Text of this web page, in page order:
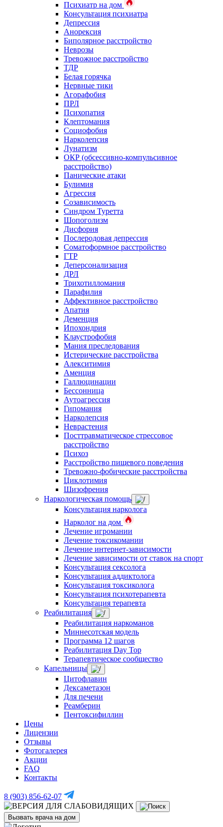
Психиатр на дом
Консультация психиатра
Депрессия
Анорексия
Биполярное расстройство
Неврозы
Тревожное расстройство
ТДР
Белая горячка
Нервные тики
Агорафобия
ПРЛ
Психопатия
Клептомания
Социофобия
Нарколепсия
Лунатизм
ОКР (обсессивно-компульсивное
расстройство)
Панические атаки
Булимия
Агрессия
Созависимость
Синдром Туретта
Шопоголизм
Дисфория
Послеродовая депрессия
Соматоформное расстройство
ГТР
Деперсонализация
ДРЛ
Трихотилломания
Парафилия
Аффективное расстройство
Апатия
Деменция
Ипохондрия
Клаустрофобия
Мания преследования
Истерические расстройства
Алекситимия
Аменция
Галлюцинации
Бессонница
Аутоагрессия
Гипомания
Нарколепсия
Неврастения
Посттравматическое стрессовое
расстройство
Психоз
Расстройство пищевого поведения
Тревожно-фобические расстройства
Циклотимия
Шизофрения
Наркологическая помощь
Консультация нарколога
Нарколог на дом
Лечение игромании
Лечение токсикомании
Лечение интернет-зависимости
Лечение зависимости от ставок на спорт
Консультация сексолога
Консультация аддиктолога
Консультация токсиколога
Консультация психотерапевта
Консультация терапевта
Реабилитация
Реабилитация наркоманов
Миннесотская модель
Программа 12 шагов
Реабилитация Day Top
Терапевтическое сообщество
Капельницы
Цитофлавин
Дексаметазон
Для печени
Реамберин
Пентоксифиллин
Цены
Лицензии
Отзывы
Фотогалерея
Акции
FAQ
Контакты
8 (903) 856-62-07
Вызвать врача на дом